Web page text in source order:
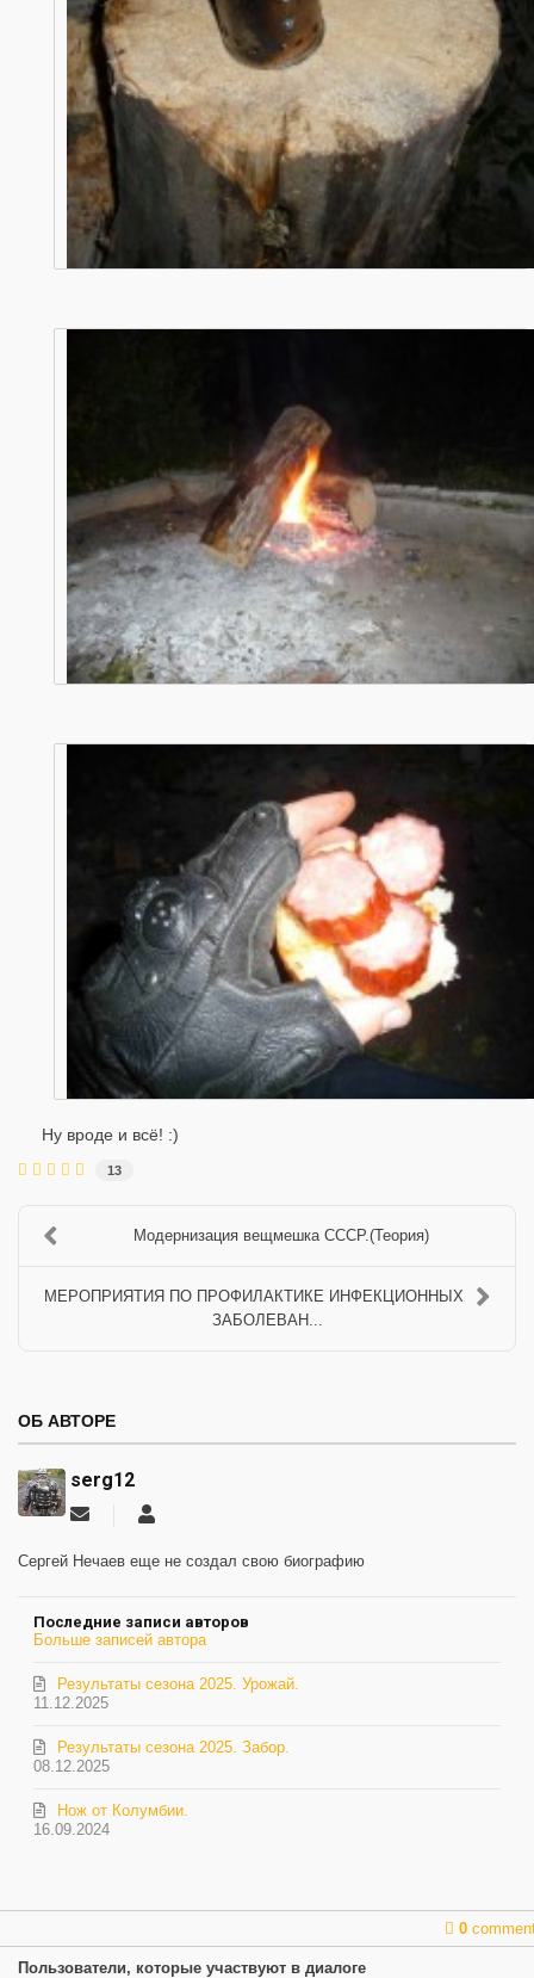
Ну вроде и всё! :)
13
Модернизация вещмешка СССР.(Теория)
МЕРОПРИЯТИЯ ПО ПРОФИЛАКТИКЕ ИНФЕКЦИОННЫХ
ЗАБОЛЕВАН...
ОБ АВТОРЕ
serg12
Подписаться
обновление
Сергей Нечаев еще не создал свою биографию
Последние записи авторов
Больше записей автора
11.12.2025
Результаты сезона 2025. Урожай.
08.12.2025
Результаты сезона 2025. Забор.
16.09.2024
Нож от Колумбии.
0
Пользователи, которые участвуют в диалоге